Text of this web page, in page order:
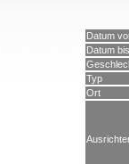
Datum
Datum bis
Typ
Ort